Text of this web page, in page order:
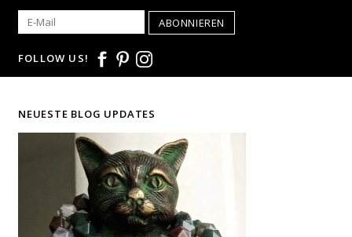
ABONNIEREN
FOLLOW US!
NEUESTE BLOG UPDATES